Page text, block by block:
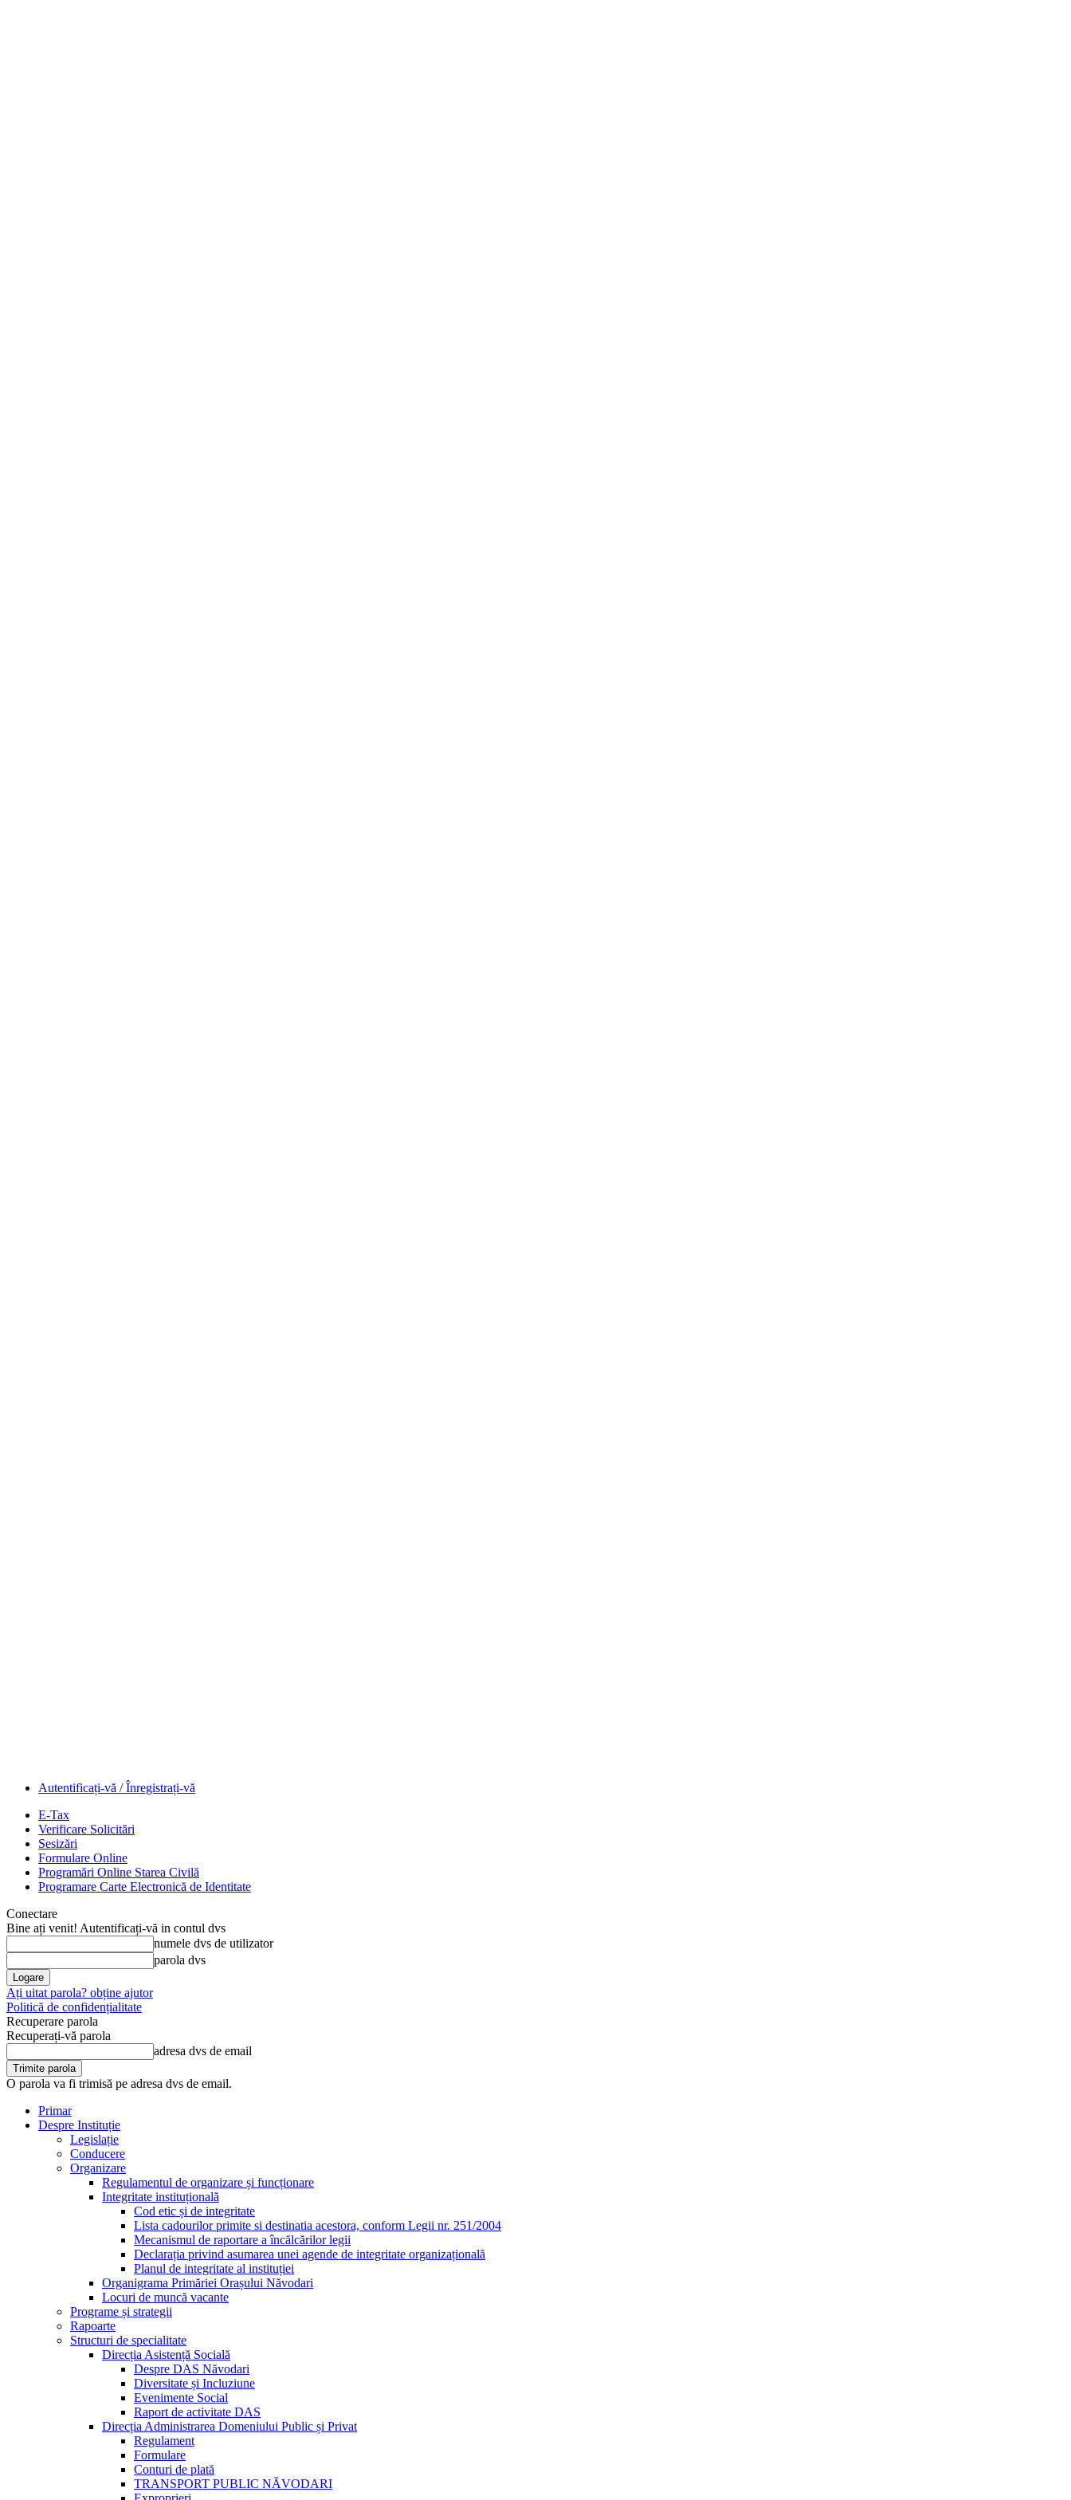
Autentificați-vă / Înregistrați-vă
E-Tax
Verificare Solicitări
Sesizări
Formulare Online
Programări Online Starea Civilă
Programare Carte Electronică de Identitate
Conectare
Bine ați venit! Autentificați-vă in contul dvs
numele dvs de utilizator
parola dvs
Ați uitat parola? obține ajutor
Politică de confidențialitate
Recuperare parola
Recuperați-vă parola
adresa dvs de email
O parola va fi trimisă pe adresa dvs de email.
Primar
Despre Instituție
Legislație
Conducere
Organizare
Regulamentul de organizare și funcționare
Integritate instituțională
Cod etic și de integritate
Lista cadourilor primite si destinatia acestora, conform Legii nr. 251/2004
Mecanismul de raportare a încălcărilor legii
Declarația privind asumarea unei agende de integritate organizațională
Planul de integritate al instituției
Organigrama Primăriei Orașului Năvodari
Locuri de muncă vacante
Programe și strategii
Rapoarte
Structuri de specialitate
Direcția Asistență Socială
Despre DAS Năvodari
Diversitate și Incluziune
Evenimente Social
Raport de activitate DAS
Direcția Administrarea Domeniului Public și Privat
Regulament
Formulare
Conturi de plată
TRANSPORT PUBLIC NĂVODARI